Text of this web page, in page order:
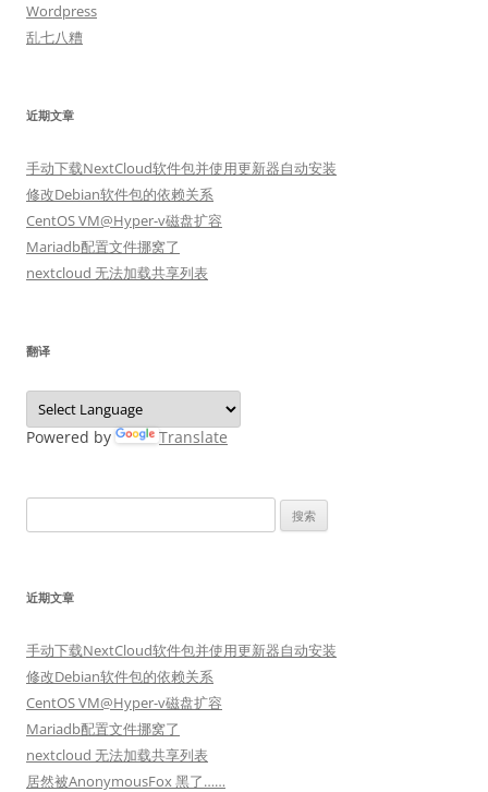
Wordpress
乱七八糟
近期文章
手动下载NextCloud软件包并使用更新器自动安装
修改Debian软件包的依赖关系
CentOS VM@Hyper-v磁盘扩容
Mariadb配置文件挪窝了
nextcloud 无法加载共享列表
翻译
Powered by Translate
索：
近期文章
手动下载NextCloud软件包并使用更新器自动安装
修改Debian软件包的依赖关系
CentOS VM@Hyper-v磁盘扩容
Mariadb配置文件挪窝了
nextcloud 无法加载共享列表
居然被AnonymousFox 黑了……